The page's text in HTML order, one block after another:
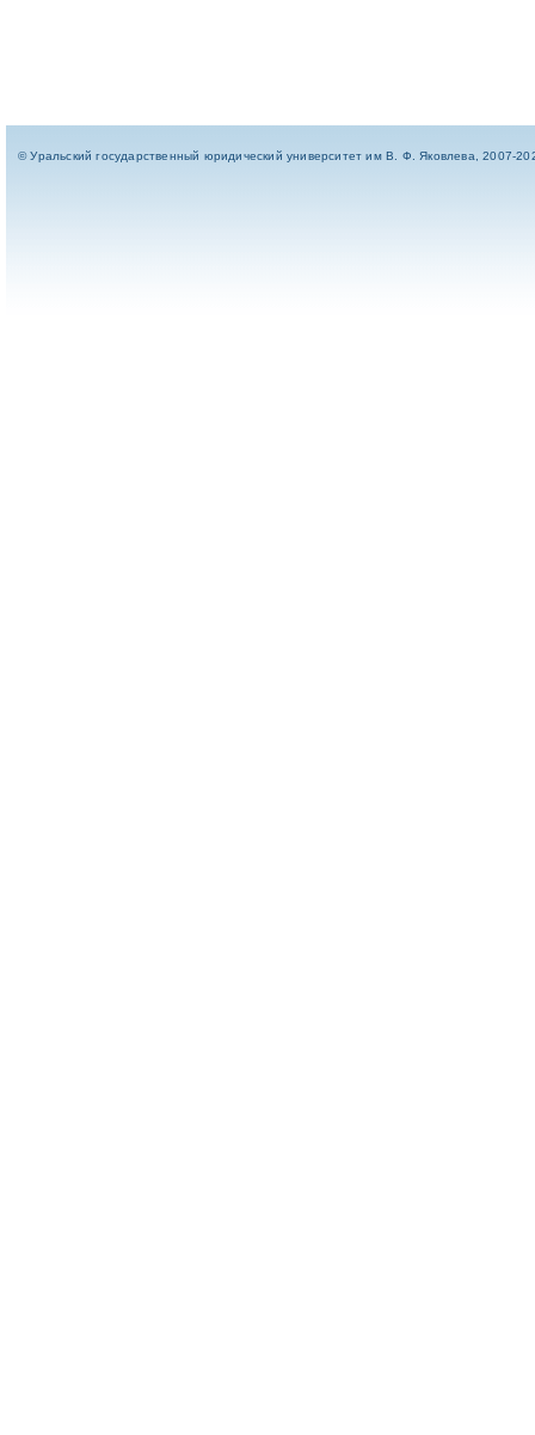
© Уральский государственный юридический университет им В. Ф. Яковлева, 2007-